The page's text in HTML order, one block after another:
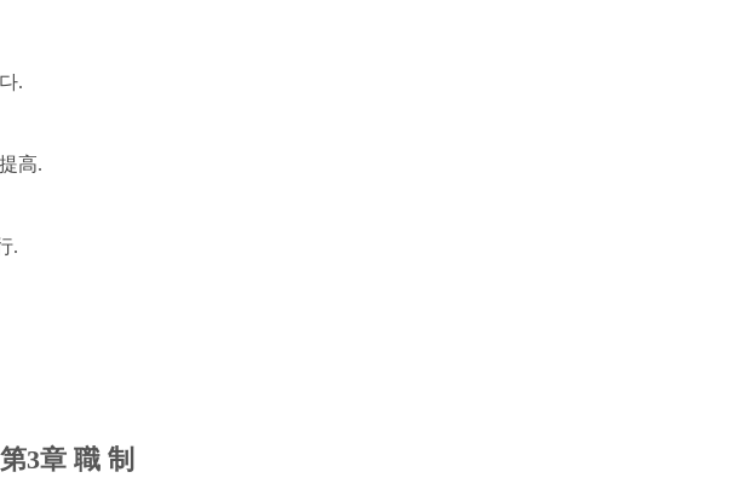
.
高.
.
第3章 職 制